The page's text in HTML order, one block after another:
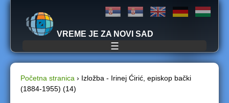
Jump to navigation
VREME JE ZA NOVI SAD
☰
Y
Početna stranica › Izložba - Irinej Ćirić, episkop bački
(1884-1955) (14)